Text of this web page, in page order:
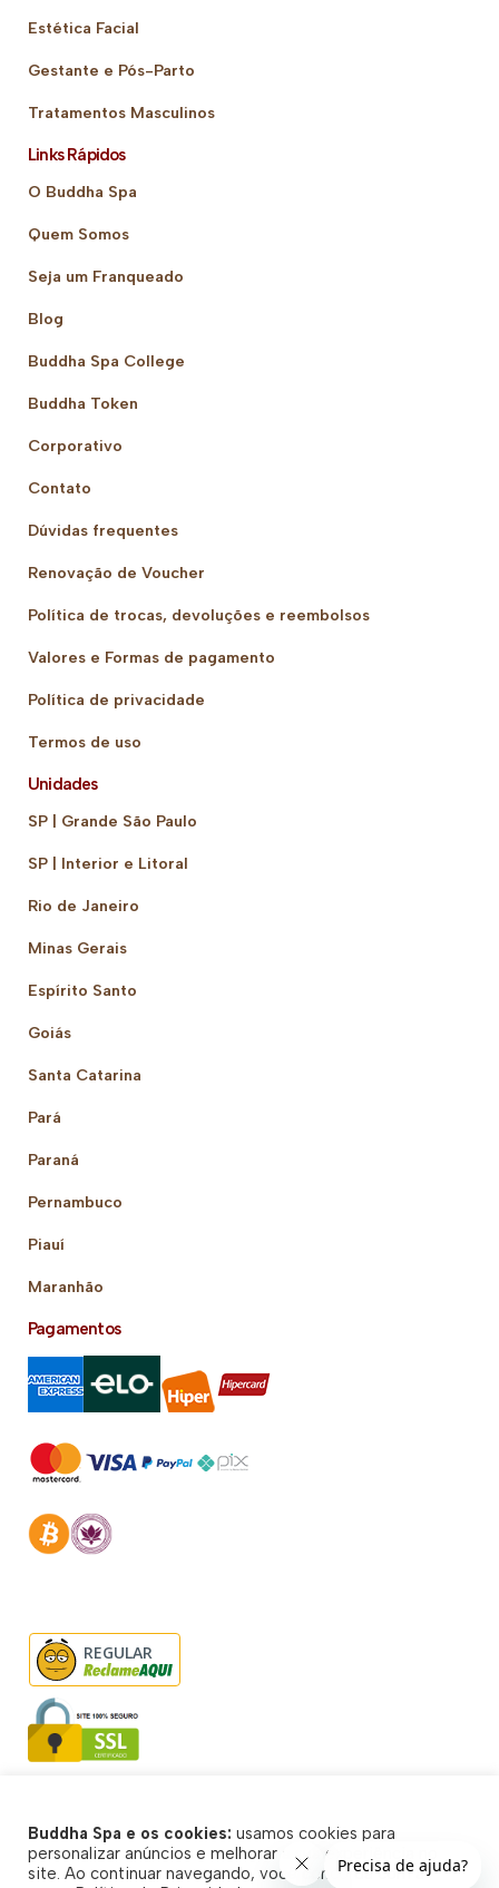
Estética Facial
Gestante e Pós-Parto
Tratamentos Masculinos
Links Rápidos
O Buddha Spa
Quem Somos
Seja um Franqueado
Blog
Buddha Spa College
Buddha Token
Corporativo
Contato
Dúvidas frequentes
Renovação de Voucher
Política de trocas, devoluções e reembolsos
Valores e Formas de pagamento
Política de privacidade
Termos de uso
Unidades
SP | Grande São Paulo
SP | Interior e Litoral
Rio de Janeiro
Minas Gerais
Espírito Santo
Goiás
Santa Catarina
Pará
Paraná
Pernambuco
Piauí
Maranhão
Pagamentos
REGULAR
© Buddha Spa 2026 - Todos direitos reservados
Buddha Spa e os cookies: usamos cookies para
personalizar anúncios e melhorar a sua experiência no
site. Ao continuar navegando, você concorda com a